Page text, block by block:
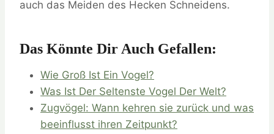
auch das Meiden des Hecken Schneidens.
Das Könnte Dir Auch Gefallen:
Wie Groß Ist Ein Vogel?
Was Ist Der Seltenste Vogel Der Welt?
Zugvögel: Wann kehren sie zurück und was
beeinflusst ihren Zeitpunkt?